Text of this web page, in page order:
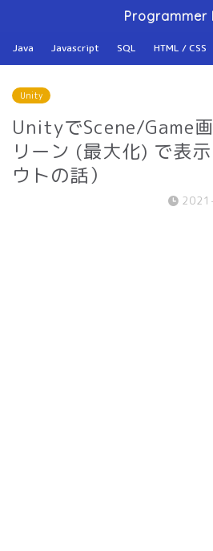
Programmer
Java Javascript SQL HTML / CSS
Unity
UnityでScene/Game
リーン (最大化) で表
ウトの話）